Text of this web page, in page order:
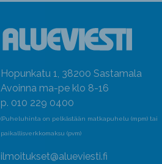
Hopunkatu 1, 38200 Sastamala
Avoinna ma-pe klo 8-16
p. 010 229 0400
(Puheluhinta on pelkästään matkapuhelu (mpm) tai
paikallisverkkomaksu (pvm)
ilmoitukset@alueviesti.fi